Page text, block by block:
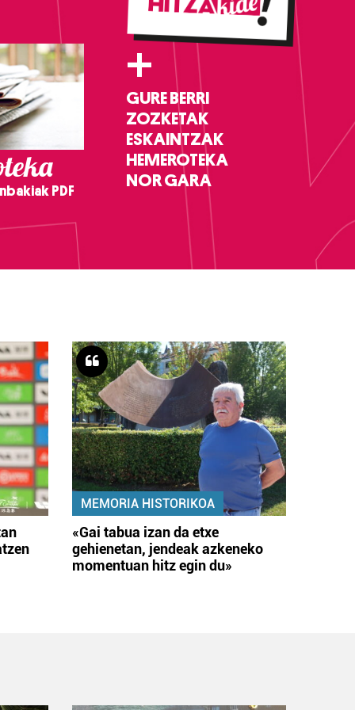
PDF
+
GURE BERRI
ZOZKETAK
ESKAINTZAK
HEMEROTEKA
NOR GARA
MEMORIA HISTORIKOA
«Gai tabua izan da etxe
gehienetan, jendeak azkeneko
momentuan hitz egin du»